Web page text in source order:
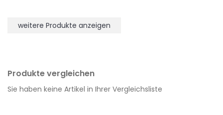
HINZUFÜGEN
HINZUFÜGEN
weitere Produkte anzeigen
Produkte vergleichen
Sie haben keine Artikel in Ihrer Vergleichsliste